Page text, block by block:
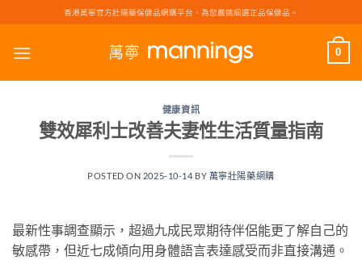
to
content
香港萬寧官方壯陽藥保健品網購平台，為您嚴挑細選正品保健品。
0
健康資訊
雙效犀利士改善夫妻性生活質量指南
POSTED ON 2025-10-14 BY 萬寧壯陽藥網購
最新性事調查顯示，超過九成民眾期待伴侶能更了解自己的
敏感帶，但近七成傾向用身體語言表達感受而非直接溝通。